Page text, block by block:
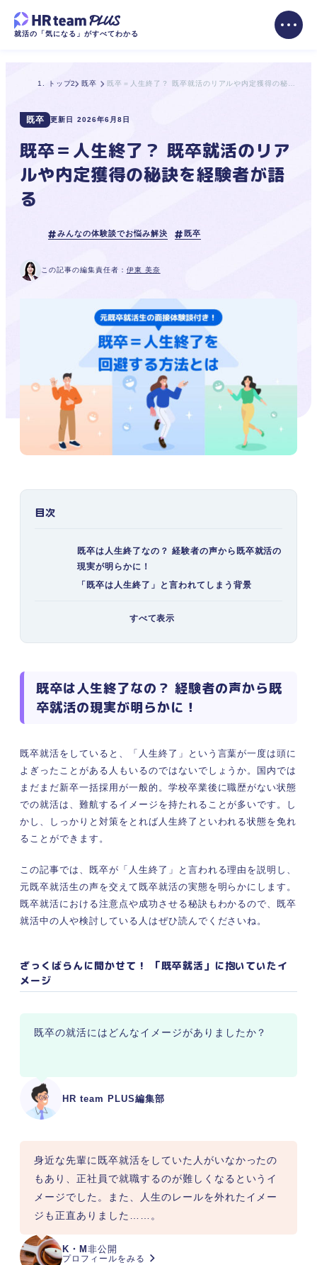
就活の「気になる」がすべてわかる
トップ 既卒
既卒 更新日 2026年6月8日
既卒＝人生終了？ 既卒就活のリア
ルや内定獲得の秘訣を経験者が語
る
みんなの体験談でお悩み解決 既卒
この記事の編集責任者： 伊東 美奈
目次
すべて表示
既卒は人生終了なの？ 経験者の声から既卒就活の
現実が明らかに！
「既卒は人生終了」と言われてしまう背景
労働環境が過酷な求人が多いイメージがあ
「人生終了」ではない3つの理由
①求職者優位の「売り手市場」が続いてい
③卒業後3年以内なら新卒枠に応募できる
当てはまったら要注意！ 「人生終了」並みに苦労
する既卒生の特徴
②大手企業や有名な企業にしかエントリー
しない
③いつまでたっても行動せず就活しない
④今の環境に甘えており働く意欲がない
える
③就活と並行して資格やスキルを身に付け
秘訣を知ろう
既卒は人生終了なの？ 経験者の声から既
卒就活の現実が明らかに！
既卒就活をしていると、「人生終了」という言葉が一度は頭に
よぎったことがある人もいるのではないでしょうか。国内では
まだまだ新卒一括採用が一般的。学校卒業後に職歴がない状態
での就活は、難航するイメージを持たれることが多いです。し
かし、しっかりと対策をとれば人生終了といわれる状態を免れ
ることができます。
この記事では、既卒が「人生終了」と言われる理由を説明し、
元既卒就活生の声を交えて既卒就活の実態を明らかにします。
既卒就活における注意点や成功させる秘訣もわかるので、既卒
就活中の人や検討している人はぜひ読んでくださいね。
ざっくばらんに聞かせて！ 「既卒就活」に抱いていたイ
メージ
HR team PLUS編集部
既卒の就活にはどんなイメージがありましたか？
K・M 非公開
プロフィールをみる
身近な先輩に既卒就活をしていた人がいなかったの
もあり、正社員で就職するのが難しくなるというイ
メージでした。また、人生のレールを外れたイメー
ジも正直ありました……。